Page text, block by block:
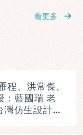
看更多
程、洪常傑、
：藍國瑞 老
仿生設計競